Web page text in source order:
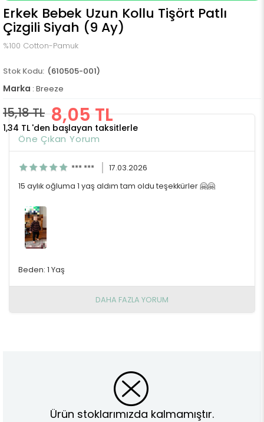
Erkek Bebek Uzun Kollu Tişört Patlı
Çizgili Siyah (9 Ay)
%100 Cotton-Pamuk
(610505-001)
Marka : Breeze
15,18 TL 8,05 TL
1,34 TL 'den başlayan taksitlerle
Öne Çıkan Yorum
*** ***
17.03.2026
15 aylık oğluma 1 yaş aldım tam oldu teşekkürler 🤗🤗
Beden: 1 Yaş
DAHA FAZLA YORUM
Ürün stoklarımızda kalmamıştır.